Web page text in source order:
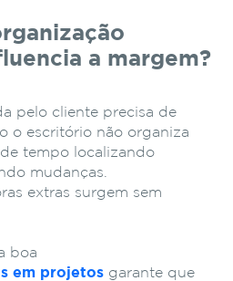
a margem?
pelo cliente precisa de
o escritório não organiza
tempo localizando
mudanças.
extras surgem sem
boa
em projetos garante que